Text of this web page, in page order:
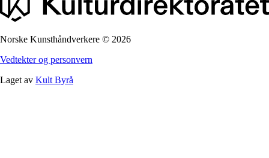
Norske Kunsthåndverkere © 2026
Vedtekter og personvern
Laget av Kult Byrå